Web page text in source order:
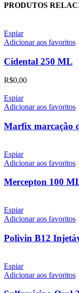
PRODUTOS
Espiar
Adicionar aos favoritos
Cidental 250 ML
R$0,00
Espiar
Adicionar aos favoritos
Marfix marcação
Espiar
Adicionar aos favoritos
Mercepton 100
Espiar
Adicionar aos favoritos
Polivin B12
Espiar
Adicionar aos favoritos